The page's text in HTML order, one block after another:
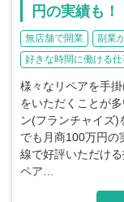
円の実績も！
無店舗で開業 副業
好きな時間に働ける
様々なリペアを手
をいただくことが
ン(フランチャイズ
でも月商100万円
線で好評いただけ
ペア…